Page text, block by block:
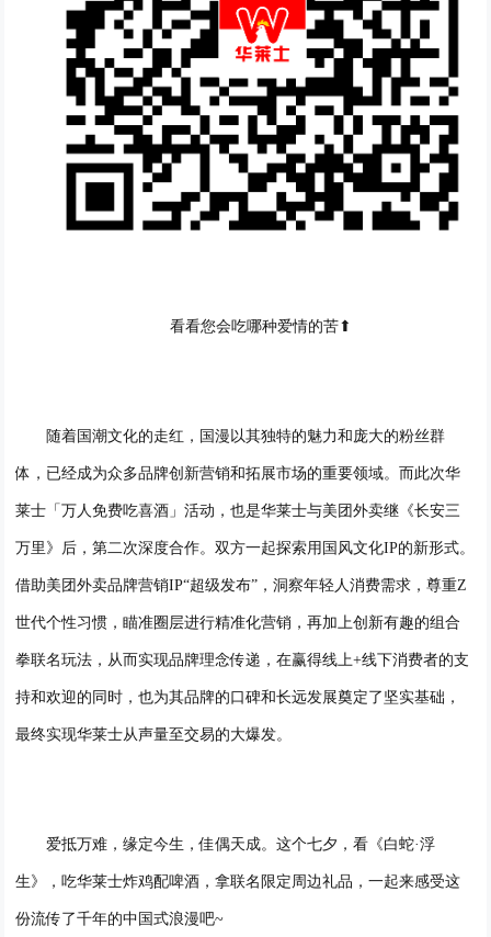
看看您会吃哪种爱情的苦⬆
随着国潮文化的走红 ， 国漫 以其独特的魅力和庞大的粉丝群
体，已经成为众多品牌创新营销和拓展市场的重要领域。而此次华
莱士「万人免费吃喜酒 」活动，也是华莱士与美团外卖继《长安三
万里》后，第二次深度合作。双方一起探索用国风文化IP的新形式。
借助美团外卖品牌营销IP“超级发布”，洞察年轻人消费需求，尊重Z
世代个性习惯，瞄准圈层进行精准化营销，再加上创新有趣的组合
拳联名玩法，从而实现品牌理念传递 ，在赢得线上+线下消费者的支
持和欢迎的同时，也为其品牌的口碑和长远发展奠定了坚实基础 ，
最终实现华莱士从声量至交易的大爆发。
爱抵万难，缘定今生，佳偶天成。这个七夕，看《白蛇·浮
生》，吃华莱士炸鸡配啤酒 ，拿联名限定周边礼品，一起来感受这
份流传了千年的中国式浪漫吧~